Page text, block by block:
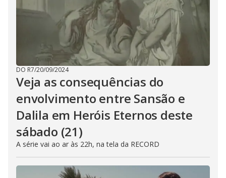
DO R7/20/09/2024
Veja as consequências do
envolvimento entre Sansão e
Dalila em Heróis Eternos deste
sábado (21)
A série vai ao ar às 22h, na tela da RECORD